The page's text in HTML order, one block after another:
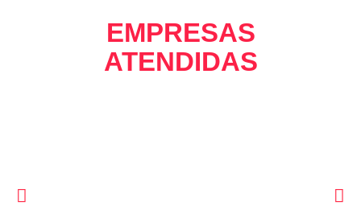
EMPRESAS
ATENDIDAS